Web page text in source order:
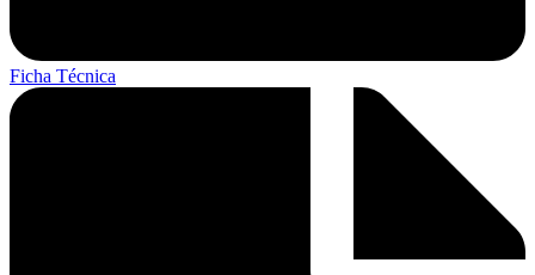
Ficha Técnica